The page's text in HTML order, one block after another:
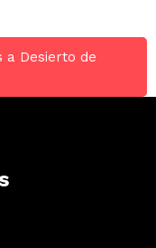
a Desierto de